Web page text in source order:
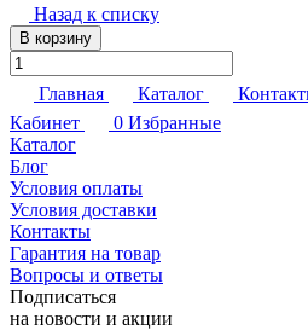
Назад к списку
В корзину
Главная Каталог
Кабинет
0 Избранные
Каталог
Блог
Условия оплаты
Условия доставки
Контакты
Гарантия на товар
Вопросы и ответы
Подписаться
на новости и акции